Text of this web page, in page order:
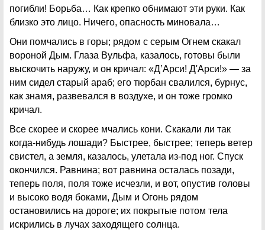
погибли! Борьба… Как крепко обнимают эти руки. Как
близко это лицо. Ничего, опасность миновала…
Они помчались в горы; рядом с серым Огнем скакал
вороной Дым. Глаза Вульфа, казалось, готовы были
выскочить наружу, и он кричал: «Д’Арси! Д'Арси!» — за
ним сидел старый араб; его тюрбан свалился, бурнус,
как знамя, развевался в воздухе, и он тоже громко
кричал.
Все скорее и скорее мчались кони. Скакали ли так
когда-нибудь лошади? Быстрее, быстрее; теперь ветер
свистел, а земля, казалось, улетала из-под ног. Спуск
окончился. Равнина; вот равнина осталась позади,
теперь поля, поля тоже исчезли, и вот, опустив головы
и высоко водя боками, Дым и Огонь рядом
остановились на дороге; их покрытые потом тела
искрились в лучах заходящего солнца.